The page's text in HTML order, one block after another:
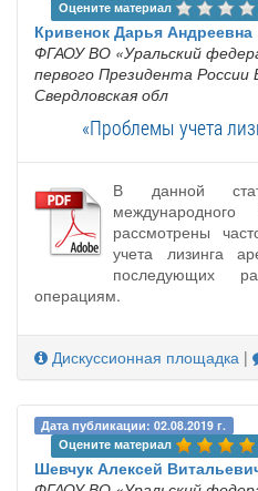
Оцените материал
Кривенок Дарья Андреевна
ФГАОУ ВО «Уральский
первого Президента России
Свердловская обл
«Проблемы учета
В данной
рассмотрены
учета лизинга
последующих
операциям.
Дискуссионная площадка |
Дата публикации: 02.08.2019 г.
Оцените материал
Шевчук Алексей